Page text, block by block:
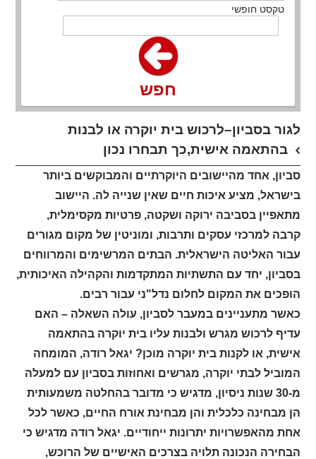
טקסט חופשי
חפש
לגור בסביון–לרכוש בית יוקרה או לבנות
בהתאמה אישית,כך תבחרו נכון
סביון, אחד מהיישובים היוקרתיים והמבוקשים ביותר
בישראל, מציע איכות חיים שאין שנייה לה. היישוב
מתאפיין בסביבה ירוקה ושקטה, פרטיות מקסימלית,
קרבה למרכזי עסקים ותרבות, ומוניטין של מקום מגורים
עבור האליטה הישראלית. הבתים המרשימים והמרווחים
בסביון, יחד עם התשתיות המתקדמות והקהילה האיכותית,
הופכים את המקום לחלום נדל"ני עבור רבים.
כאשר מתעניינים במעבר לסביון, עולה השאלה – האם
עדיף לרכוש מגרש ולבנות עליו בית יוקרה בהתאמה
אישית, או לקנות בית יוקרה מוכן? יגאל רודה, המומחה
המוביל לבתי יוקרה, מגרשים ואחוזות בסביון עם למעלה
מ-30 שנות ניסיון, מדגיש כי מדובר בהחלטה משמעותית
הן מבחינה כלכלית והן מבחינת אורח החיים, כאשר לכל
אחת מהאפשרויות יתרונות ייחודיים. יגאל רודה מדגיש כי
הבחירה הנכונה תלויה בצרכים האישיים של הרוכש,